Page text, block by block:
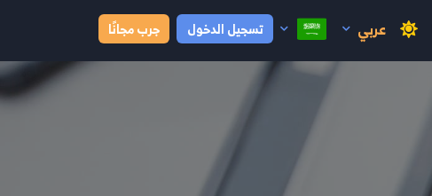
عربي تسجيل الدخول جرب مجانًا